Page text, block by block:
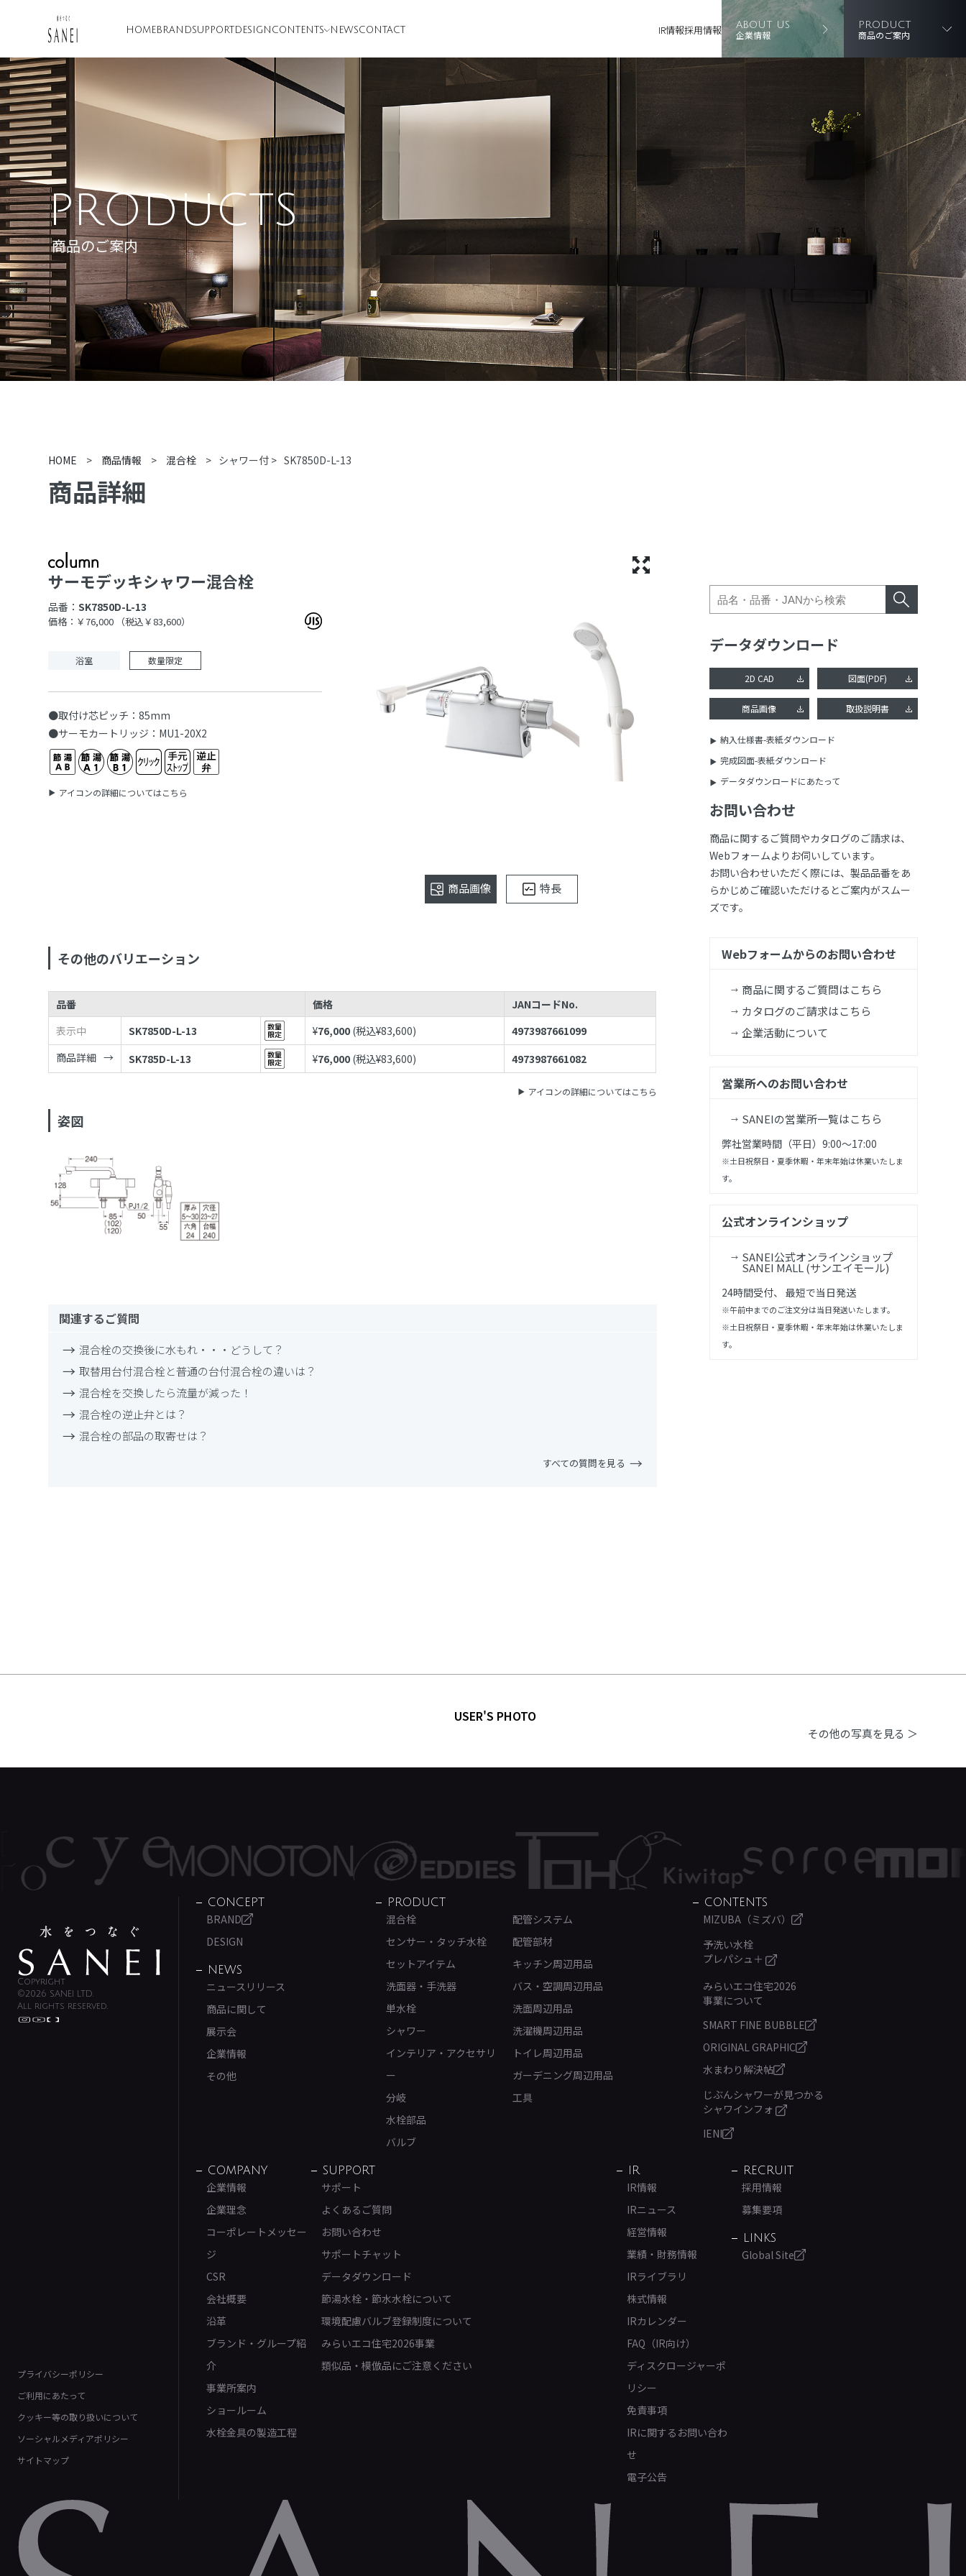
HOME BRANDSUPPORT DESIGN CONTENTS NEWSCONTACT IR情報採用情報 ABOUT US
企業情報
PRODUCT
商品のご案内
PRODUCTS
商品のご案内
HOME > 商品情報 > 混合栓 > シャワー付 > SK7850D-L-13
商品詳細
サーモデッキシャワー混合栓
品番：SK7850D-L-13
価格：￥76,000 （税込￥83,600）
浴室 数量限定
●取付け芯ピッチ：85mm
●サーモカートリッジ：MU1-20X2
アイコンの詳細についてはこちら
商品画像 特長
その他のバリエーション
品番 価格
JANコードNo.
表示中
SK7850D-L-13 ¥76,000 (税込¥83,600)
4973987661099
商品詳細
SK785D-L-13 ¥76,000 (税込¥83,600) 4973987661082
アイコンの詳細についてはこちら
姿図
関連するご質問
混合栓の交換後に水もれ・・・どうして？
取替用台付混合栓と普通の台付混合栓の違いは？
混合栓を交換したら流量が減った！
混合栓の逆止弁とは？
混合栓の部品の取寄せは？
すべての質問を見る
データダウンロード
2D CAD 図面(PDF)
商品画像 取扱説明書
納入仕様書-表紙ダウンロード
完成図面-表紙ダウンロード
データダウンロードにあたって
お問い合わせ
商品に関するご質問やカタログのご請求は、
Webフォームよりお伺いしています。
お問い合わせいただく際には、製品品番をあ
らかじめご確認いただけるとご案内がスムー
ズです。
Webフォームからのお問い合わせ
商品に関するご質問はこちら
カタログのご請求はこちら
企業活動について
営業所へのお問い合わせ
SANEIの営業所一覧はこちら
弊社営業時間（平日）9:00～17:00
※土日祝祭日・夏季休暇・年末年始は休業いたしま
す。
公式オンラインショップ
SANEI公式オンラインショップ
SANEI MALL (サンエイモール)
24時間受付、 最短で当日発送
※午前中までのご注文分は当日発送いたします。
※土日祝祭日・夏季休暇・年末年始は休業いたしま
す。
USER'S PHOTO
その他の写真を見る ＞
Copyright
©2026 SANEI LTD.
All rights reserved.
プライバシーポリシー
ご利用にあたって
クッキー等の取り扱いについて
ソーシャルメディアポリシー
サイトマップ
CONCEPT
BRAND
DESIGN
NEWS
ニュースリリース
商品に関して
展示会
企業情報
その他
PRODUCT
混合栓
センサー・タッチ水栓
セットアイテム
洗面器・手洗器
単水栓
シャワー
インテリア・アクセサリ
ー
分岐
水栓部品
バルブ
配管システム
配管部材
キッチン周辺用品
バス・空調周辺用品
洗面周辺用品
洗濯機周辺用品
トイレ周辺用品
ガーデニング周辺用品
工具
CONTENTS
MIZUBA（ミズバ）
予洗い水栓
プレパシュ＋
みらいエコ住宅2026
事業について
SMART FINE BUBBLE
ORIGINAL GRAPHIC
水まわり解決帖
じぶんシャワーが見つかる
シャワインフォ
IENI
COMPANY
企業情報
企業理念
コーポレートメッセー
ジ
CSR
会社概要
沿革
ブランド・グループ紹
介
事業所案内
ショールーム
水栓金具の製造工程
SUPPORT
サポート
よくあるご質問
お問い合わせ
サポートチャット
データダウンロード
節湯水栓・節水水栓について
環境配慮バルブ登録制度について
みらいエコ住宅2026事業
類似品・模倣品にご注意ください
IR
IR情報
IRニュース
経営情報
業績・財務情報
IRライブラリ
株式情報
IRカレンダー
FAQ（IR向け）
ディスクロージャーポ
リシー
免責事項
IRに関するお問い合わ
せ
電子公告
RECRUIT
採用情報
募集要項
LINKS
Global Site